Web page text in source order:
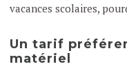
vacances scolaires,
Un tarif
matériel